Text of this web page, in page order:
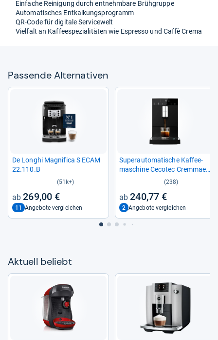
Ein­fa­che Rei­ni­gung durch ent­nehm­bare Brüh­gruppe
Auto­ma­ti­sches Ent­kal­kungs­pro­gramm
QR-​Code für digi­tale Ser­vice­welt
Viel­falt an Kaf­fee­s­pe­zia­li­tä­ten wie Espresso und Caffè Crema
Pas­sende Alter­na­ti­ven
De Longhi Magni­fica S ECAM
22.110.B
(51k+)
269,00 €
11 Angebote vergleichen
Supe­r­au­to­ma­ti­sche Kaf­fee­
ma­schine Ceco­tec Crem­maet
Com­pact Schwarz
(238)
240,77 €
2 Angebote vergleichen
Aktu­ell beliebt